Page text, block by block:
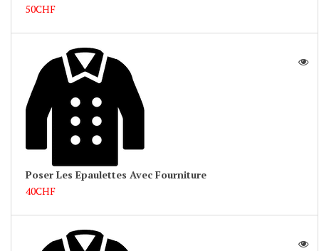
50CHF
Poser Les Epaulettes Avec Fourniture
40CHF